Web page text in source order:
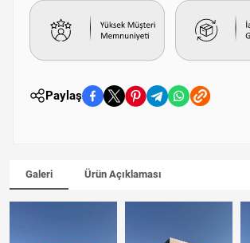
Paylaş
Galeri Ürün Açıklaması